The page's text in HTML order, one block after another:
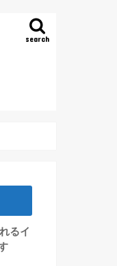
search
るイ